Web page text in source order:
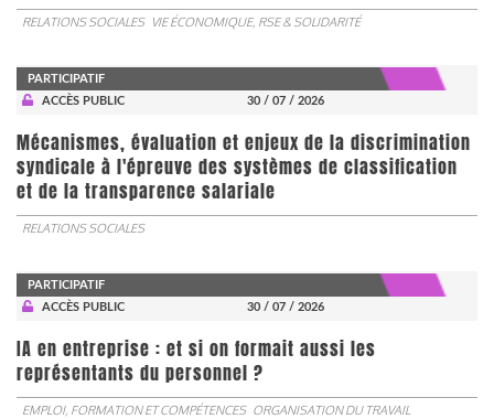
RELATIONS SOCIALES VIE ÉCONOMIQUE, RSE & SOLIDARITÉ
PARTICIPATIF
ACCÈS PUBLIC
30 / 07 / 2026
Mécanismes, évaluation et enjeux de la discrimination
syndicale à l'épreuve des systèmes de classification
et de la transparence salariale
RELATIONS SOCIALES
PARTICIPATIF
ACCÈS PUBLIC
30 / 07 / 2026
IA en entreprise : et si on formait aussi les
représentants du personnel ?
EMPLOI, FORMATION ET COMPÉTENCES ORGANISATION DU TRAVAIL